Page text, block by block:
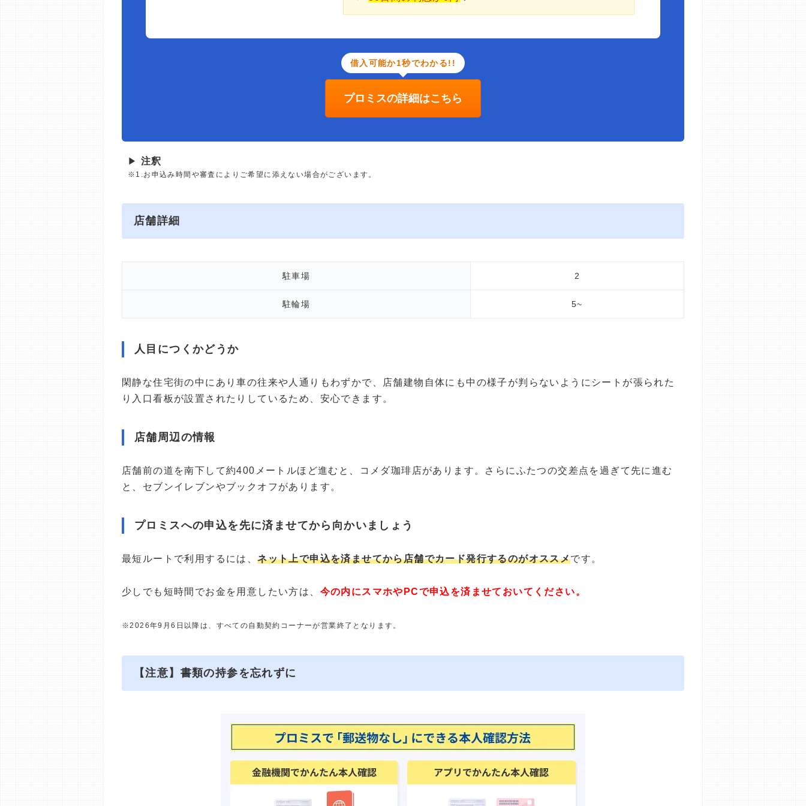
借入可能か1秒でわかる!!
プロミスの詳細はこちら
▶ 注釈
※1.お申込み時間や審査によりご希望に添えない場合がございます。
店舗詳細
駐車場 2
駐輪場 5~
人目につくかどうか
閑静な住宅街の中にあり車の往来や人通りもわずかで、店舗建物自体にも中の様子が判らないようにシートが張られた
り入口看板が設置されたりしているため、安心できます。
店舗周辺の情報
店舗前の道を南下して約400メートルほど進むと、コメダ珈琲店があります。さらにふたつの交差点を過ぎて先に進む
と、セブンイレブンやブックオフがあります。
プロミスへの申込を先に済ませてから向かいましょう
最短ルートで利用するには、ネット上で申込を済ませてから店舗でカード発行するのがオススメです。
少しでも短時間でお金を用意したい方は、 今の内にスマホやPCで申込を済ませておいてください。
※2026年9月6日以降は、すべての自動契約コーナーが営業終了となります。
【注意】書類の持参を忘れずに